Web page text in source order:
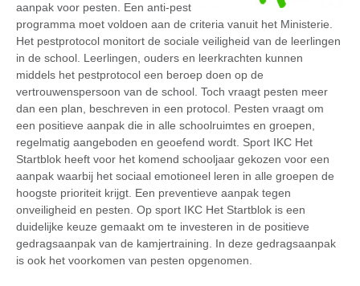
aanpak voor pesten. Een anti-pest
programma moet voldoen aan de criteria vanuit het Ministerie.
Het pestprotocol monitort de sociale veiligheid van de leerlingen
in de school. Leerlingen, ouders en leerkrachten kunnen
middels het pestprotocol een beroep doen op de
vertrouwenspersoon van de school. Toch vraagt pesten meer
dan een plan, beschreven in een protocol. Pesten vraagt om
een positieve aanpak die in alle schoolruimtes en groepen,
regelmatig aangeboden en geoefend wordt. Sport IKC Het
Startblok heeft voor het komend schooljaar gekozen voor een
aanpak waarbij het sociaal emotioneel leren in alle groepen de
hoogste prioriteit krijgt. Een preventieve aanpak tegen
onveiligheid en pesten. Op sport IKC Het Startblok is een
duidelijke keuze gemaakt om te investeren in de positieve
gedragsaanpak van de kamjertraining. In deze gedragsaanpak
is ook het voorkomen van pesten opgenomen.